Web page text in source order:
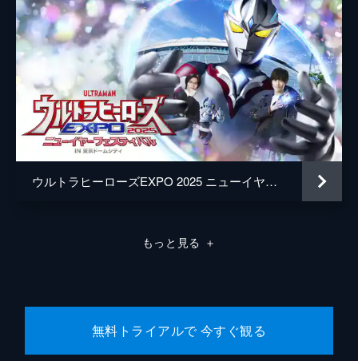
ウルトラヒーローズEXPO 2025 ニューイヤーフェスティバル NEW GENERATION THE LIVEアーク編 ～果てなき想像力の先へ～
もっと見る ＋
無料トライアルで 今すぐ観る